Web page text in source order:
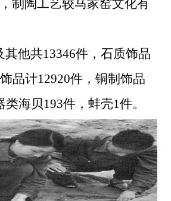
制陶工艺较马家窑文化有
他共13346件，石质饰品
品计12920件，铜制饰品
海贝193件，蚌壳1件。